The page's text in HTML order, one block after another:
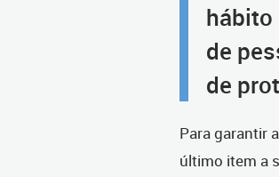
hábito
de
de
Para garantir
último item a